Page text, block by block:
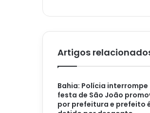
Artigos
Bahia: Polícia interrompe
festa de São João
por prefeitura e prefeito